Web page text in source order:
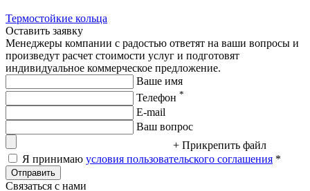
Термостойкие кольца
Оставить заявку
Менеджеры компании с радостью ответят на ваши вопросы и
произведут расчет стоимости услуг и подготовят
индивидуальное коммерческое предложение.
Ваше имя
Телефон *
E-mail
Ваш вопрос
+ Прикрепить файл
Я принимаю условия пользовательского соглашения *
Отправить
Связаться с нами